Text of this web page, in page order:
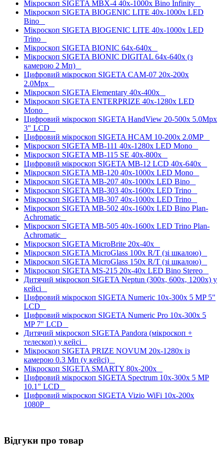
Мікроскоп SIGETA MBX-4 40x-1000x Bino Infinity
Мікроскоп SIGETA BIOGENIC LITE 40x-1000x LED
Bino
Мікроскоп SIGETA BIOGENIC LITE 40x-1000x LED
Trino
Мікроскоп SIGETA BIONIC 64x-640x
Мікроскоп SIGETA BIONIC DIGITAL 64x-640x (з
камерою 2 Mп)
Цифровий мікроскоп SIGETA CAM-07 20x-200x
2.0Mpx
Мікроскоп SIGETA Elementary 40x-400x
Мікроскоп SIGETA ENTERPRIZE 40x-1280x LED
Mono
Цифровий мікроскоп SIGETA HandView 20-500x 5.0Mpx
3" LCD
Цифровий мікроскоп SIGETA HCAM 10-200x 2.0MP
Мікроскоп SIGETA MB-111 40x-1280x LED Mono
Мікроскоп SIGETA MB-115 SE 40x-800x
Цифровий мікроскоп SIGETA MB-12 LCD 40x-640x
Мікроскоп SIGETA MB-120 40x-1000x LED Mono
Мікроскоп SIGETA MB-207 40x-1000x LED Bino
Мікроскоп SIGETA MB-303 40x-1600x LED Trino
Мікроскоп SIGETA MB-307 40x-1000x LED Trino
Мікроскоп SIGETA MB-502 40x-1600x LED Bino Plan-
Achromatic
Мікроскоп SIGETA MB-505 40x-1600x LED Trino Plan-
Achromatic
Мікроскоп SIGETA MicroBrite 20x-40x
Мікроскоп SIGETA MicroGlass 100x R/T (зі шкалою)
Мікроскоп SIGETA MicroGlass 150x R/T (зі шкалою)
Мікроскоп SIGETA MS-215 20x-40x LED Bino Stereo
Дитячий мікроскоп SIGETA Neptun (300x, 600x, 1200x) у
кейсі
Цифровий мікроскоп SIGETA Numeric 10x-300x 5 MP 5"
LCD
Цифровий мікроскоп SIGETA Numeric Pro 10x-300x 5
MP 7" LCD
Дитячий мікроскоп SIGETA Pandora (мікроскоп +
телескоп) у кейсі
Мікроскоп SIGETA PRIZE NOVUM 20x-1280x із
камерою 0.3 Mп (у кейсі)
Мікроскоп SIGETA SMARTY 80x-200x
Цифровий мікроскоп SIGETA Spectrum 10x-300x 5 MP
10.1" LCD
Цифровий мікроскоп SIGETA Vizio WiFi 10x-200x
1080P
Відгуки про товар